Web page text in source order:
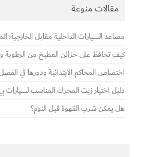
مقالات منوعة
مصاعد السيارات الداخلية مقابل الخارجية:
كيف تحافظ على خزائن المطبخ من الرطوبة
اختصاص المحاكم الابتدائية ودورها في
دليل اختيار زيت المحرك المناسب لسيارات
هل يمكن شرب القهوة قبل النوم؟